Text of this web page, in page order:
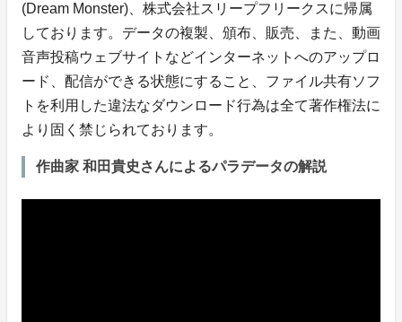
(Dream Monster)、株式会社スリープフリークスに帰属
しております。データの複製、頒布、販売、また、動画
音声投稿ウェブサイトなどインターネットへのアップロ
ード、配信ができる状態にすること、ファイル共有ソフ
トを利用した違法なダウンロード行為は全て著作権法に
より固く禁じられております。
作曲家 和田貴史さんによるパラデータの解説